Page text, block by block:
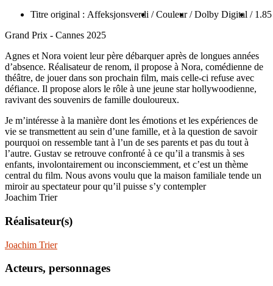
Titre original : Affeksjonsverdi / Couleur / Dolby Digital / 1.85
Grand Prix - Cannes 2025
Agnes et Nora voient leur père débarquer après de longues années
d’absence. Réalisateur de renom, il propose à Nora, comédienne de
théâtre, de jouer dans son prochain film, mais celle-ci refuse avec
défiance. Il propose alors le rôle à une jeune star hollywoodienne,
ravivant des souvenirs de famille douloureux.
Je m’intéresse à la manière dont les émotions et les expériences de
vie se transmettent au sein d’une famille, et à la question de savoir
pourquoi on ressemble tant à l’un de ses parents et pas du tout à
l’autre. Gustav se retrouve confronté à ce qu’il a transmis à ses
enfants, involontairement ou inconsciemment, et c’est un thème
central du film. Nous avons voulu que la maison familiale tende un
miroir au spectateur pour qu’il puisse s’y contempler
Joachim Trier
Réalisateur(s)
Joachim Trier
Acteurs, personnages